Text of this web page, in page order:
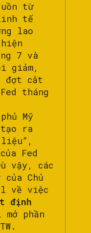
từ
tế
lao
7 và
giảm,
đợt cắt
tháng
Mỹ
tạo ra
liệu”,
Fed
vậy, các
Chủ
về việc
định
phần